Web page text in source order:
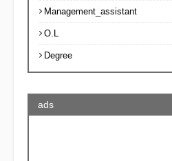
Management_assistant
O.L
Degree
ads